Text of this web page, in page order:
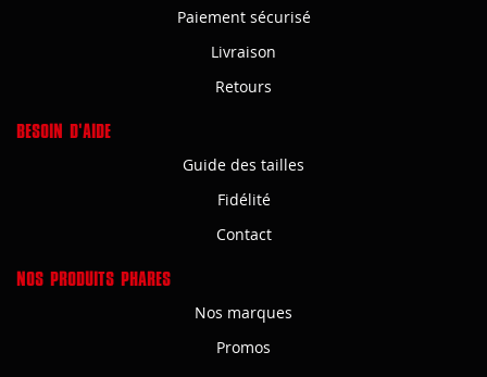
Paiement sécurisé
Livraison
Retours
BESOIN D'AIDE
Guide des tailles
Fidélité
Contact
NOS PRODUITS PHARES
Nos marques
Promos